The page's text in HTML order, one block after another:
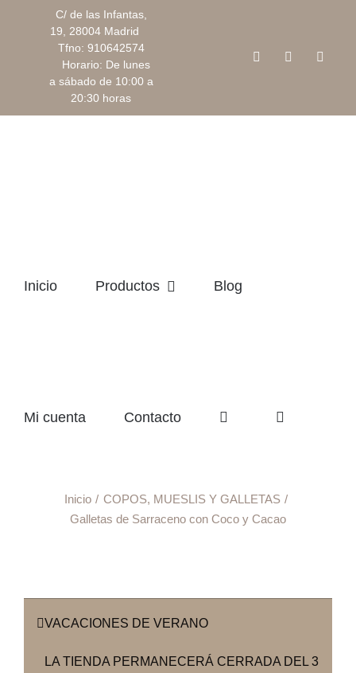
C/ de las Infantas,
19, 28004 Madrid
Tfno: 910642574
Horario: De lunes
a sábado de 10:00 a
20:30 horas
FacebookInstagram
Inicio Productos Blog
Mi cuenta Contacto
Inicio
COPOS, MUESLIS Y GALLETAS
Galletas de Sarraceno con Coco y Cacao
VACACIONES DE VERANO
LA TIENDA PERMANECERÁ CERRADA DEL 3